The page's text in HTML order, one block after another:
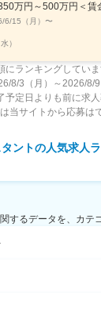
6/15（月） 〜
）
にランキングしていま
8/3（月）～2026/8/9
予定日よりも前に求
当サイトから応募は
ントの人気求人
するデータを、カテ